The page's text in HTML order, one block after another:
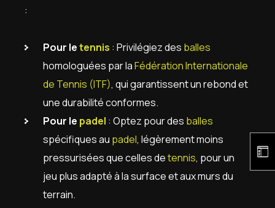
:
Pour letennis : Privilégiez des balles
homologuées par laFédération Internationale
de Tennis (ITF), qui garantissent un rebond et
une durabilité conformes.
Pour le padel : Optez pour des balles
spécifiques au padel, légèrement moins
pressurisées que celles detennis, pour un
jeu plus adapté à la surface et aux murs du
terrain.